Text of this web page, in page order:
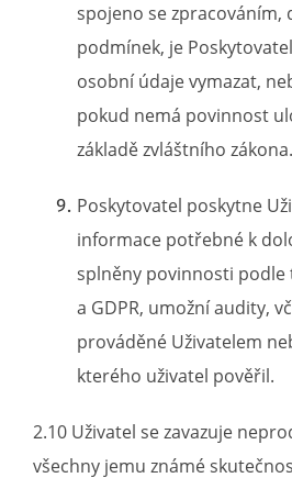
spojeno se zpracováním,
podmínek, je
osobní údaje vymazat,
pokud nemá povinnost
základě zvláštního zákona.
Poskytovatel poskytne
informace potřebné k
splněny povinnosti podle
a GDPR, umožní audity,
prováděné Uživatelem
kterého uživatel pověřil.
2.10 Uživatel se zavazuje
všechny jemu známé